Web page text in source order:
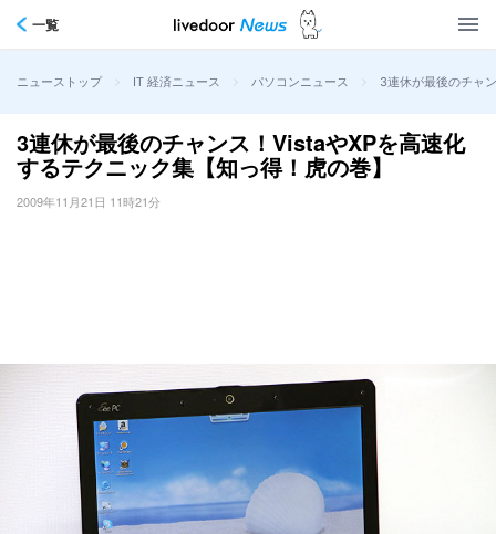
一覧
ニューストップ > IT 経済ニュース > パソコンニュース > 3連休が最後のチャ
3連休が最後のチャンス！VistaやXPを高速化
するテクニック集【知っ得！虎の巻】
2009年11月21日 11時21分